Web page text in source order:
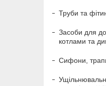
Труби та
Засоби для
котлами та
Сифони,